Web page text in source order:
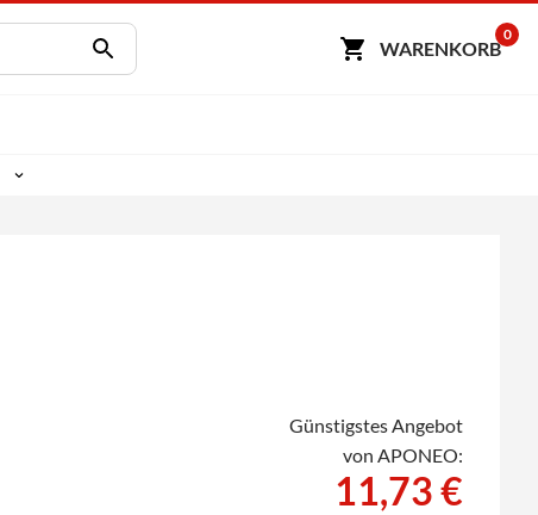
WARENKORB
0
Günstigstes Angebot
von APONEO:
11,73 €